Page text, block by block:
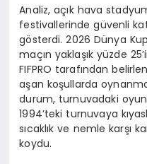
Analiz, açık hava
festivallerinde güvenli
gösterdi. 2026 Dünya
maçın yaklaşık yüzde
FIFPRO tarafından
aşan koşullarda oynanma
durum, turnuvadaki
1994’teki turnuvaya
sıcaklık ve nemle karşı
koydu.